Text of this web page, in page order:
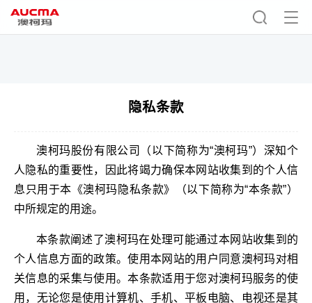
隐私条款
澳柯玛股份有限公司（以下简称为“澳柯玛”）深知个
人隐私的重要性，因此将竭力确保本网站收集到的个人信
息只用于本《澳柯玛隐私条款》（以下简称为“本条款”）
中所规定的用途。
本条款阐述了澳柯玛在处理可能通过本网站收集到的
个人信息方面的政策。使用本网站的用户同意澳柯玛对相
关信息的采集与使用。本条款适用于您对澳柯玛服务的使
用，无论您是使用计算机、手机、平板电脑、电视还是其